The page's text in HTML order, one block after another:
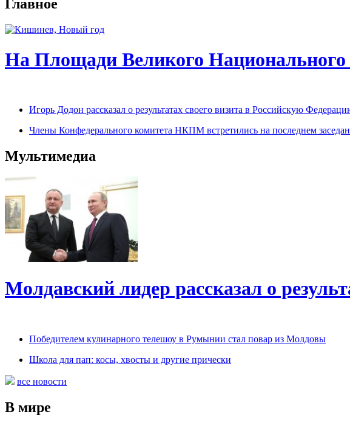
Главное
На Площади Великого
Игорь Додон рассказал о результатах своего визита в Российскую
Члены Конфедерального комитета НКПМ встретились на последнем
Мультимедиа
Молдавский лидер рассказал о
Победителем кулинарного телешоу в Румынии стал повар из Молдовы
Школа для пап: косы, хвосты и другие прически
все новости
В мире